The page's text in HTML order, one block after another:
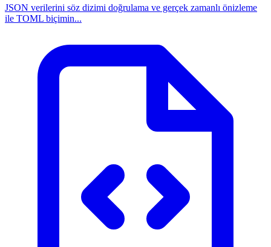
JSON verilerini söz dizimi doğrulama ve gerçek zamanlı önizleme
ile TOML biçimin...